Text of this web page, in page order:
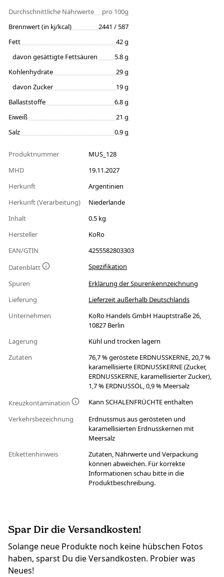
Durchschnittliche Nährwerte
pro 100g
Brennwert (in kj/kcal)
2441 / 587
Fett
42 g
davon gesättigte Fettsäuren
5.8 g
Kohlenhydrate
29 g
davon Zucker
19 g
Ballaststoffe
6.8 g
Eiweiß
21 g
Salz
0.9 g
Produktnummer
MUS_128
MHD
19.11.2027
Herkunft
Argentinien
Herkunft (Verarbeitung)
Niederlande
Inhalt
0.5 kg
Hersteller
KoRo
EAN/GTIN
4255582803303
Datenblatt
Spezifikation
Spuren
Erklärung der Spurenkennzeichnung
Lieferung
Lieferzeit außerhalb Deutschlands
Unternehmen
KoRo Handels GmbH Hauptstraße 26,
10827 Berlin
Lagerung
Kühl und trocken lagern
Zutaten
76,7 % geröstete ERDNUSSKERNE, 20,7 %
karamellisierte ERDNUSSKERNE (Zucker,
ERDNUSSKERNE, karamellisierter Zucker),
1,7 % ERDNUSSÖL, 0,9 % Meersalz
Kreuzkontamination
Kann SCHALENFRÜCHTE enthalten
Verkehrsbezeichnung
Erdnussmus aus gerösteten und
karamellisierten Erdnusskernen mit
Meersalz
Etikettenhinweis
Zutaten, Nährwerte und Verpackung
können abweichen. Für korrekte
Informationen schau bitte in die
Produktbeschreibung.
Spar Dir die Versandkosten!
Solange neue Produkte noch keine hübschen Fotos
haben, sparst Du die Versandkosten. Probier was
Neues!